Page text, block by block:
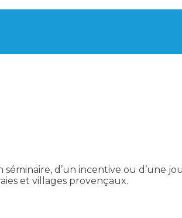
séminaire, d’un incentive ou d’une
et villages provençaux.